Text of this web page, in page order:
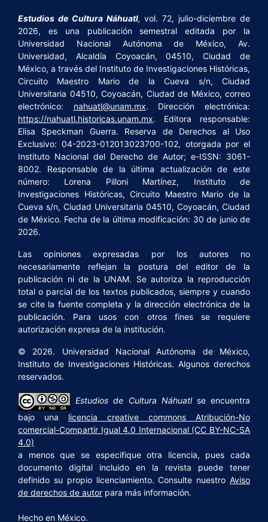
Estudios de Cultura Náhuatl, vol. 72, julio-diciembre de
2026, es una publicación semestral editada por la
Universidad Nacional Autónoma de México, Av.
Universidad, Alcaldía Coyoacán, 04510, Ciudad de
México, a través del Instituto de Investigaciones Históricas,
Circuito Maestro Mario de la Cueva s/n, Ciudad
Universitaria 04510, Coyoacán, Ciudad de México, correo
electrónico: nahuatl@unam.mx. Dirección electrónica:
https://nahuatl.historicas.unam.mx. Editora responsable:
Elisa Speckman Guerra. Reserva de Derechos al Uso
Exclusivo: 04-2023-012013023700-102, otorgada por el
Instituto Nacional del Derecho de Autor; e-ISSN: 3061-
8002. Responsable de la última actualización de este
número: Lorena Pilloni Martínez, Instituto de
Investigaciones Históricas, Circuito Maestro Mario de la
Cueva s/n, Ciudad Universitaria 04510, Coyoacán, Ciudad
de México. Fecha de la última modificación: 30 de junio de
2026.
Las opiniones expresadas por los autores no
necesariamente reflejan la postura del editor de la
publicación ni de la UNAM. Se autoriza la reproducción
total o parcial de los textos publicados, siempre y cuando
se cite la fuente completa y la dirección electrónica de la
publicación. Para usos con otros fines se requiere
autorización expresa de la institución.
© 2026. Universidad Nacional Autónoma de México,
Instituto de Investigaciones Históricas. Algunos derechos
reservados.
Estudios de Cultura Náhuatlse encuentra
bajo una licencia creative commons Atribución-No
comercial-Compartir Igual 4.0 Internacional (CC BY-NC-SA
4.0)
a menos que se especifique otra licencia, pues cada
documento digital incluido en la revista puede tener
definido su propio licenciamiento. Consulte nuestro Aviso
de derechos de autor para más información.
Hecho en México.